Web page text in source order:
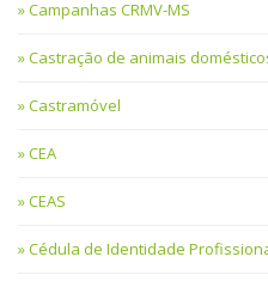
Campanhas CRMV-MS
Castração de animais
Castramóvel
CEA
CEAS
Cédula de Identidade